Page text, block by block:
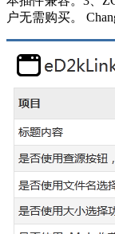
户无需购买。